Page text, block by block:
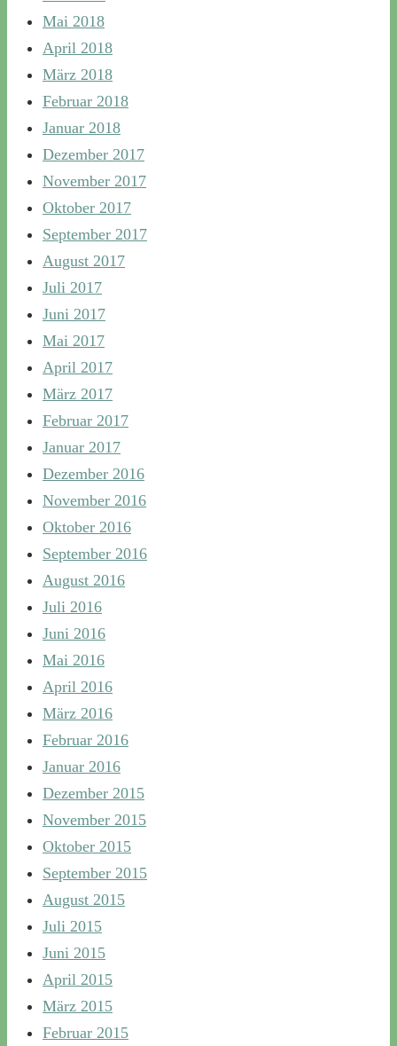
Mai 2018
April 2018
März 2018
Februar 2018
Januar 2018
Dezember 2017
November 2017
Oktober 2017
September 2017
August 2017
Juli 2017
Juni 2017
Mai 2017
April 2017
März 2017
Februar 2017
Januar 2017
Dezember 2016
November 2016
Oktober 2016
September 2016
August 2016
Juli 2016
Juni 2016
Mai 2016
April 2016
März 2016
Februar 2016
Januar 2016
Dezember 2015
November 2015
Oktober 2015
September 2015
August 2015
Juli 2015
Juni 2015
April 2015
März 2015
Februar 2015